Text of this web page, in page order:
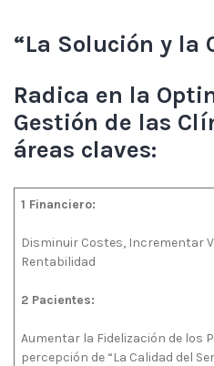
“La Solución y la
Radica en la
Gestión de las
áreas claves:
1 Financiero:
Disminuir Costes, Incrementar
Rentabilidad
2 Pacientes:
Aumentar la Fidelización de los
percepción de “La Calidad del